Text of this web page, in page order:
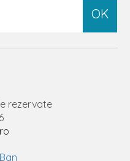
OK
rezervate